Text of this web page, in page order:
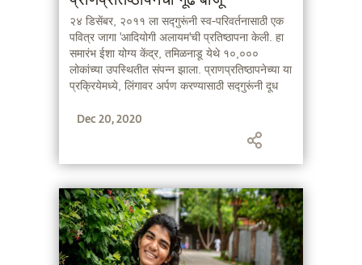
२४ डिसेंबर, २०११ ला सद्गुरूंनी स्व-परिवर्तनासाठी एक
पवित्र जागा 'आदियोगी अलायम'ची प्रतिष्ठापना केली. हा
समारंभ ईशा योग्य केंद्र, तमिळनाडू येथे १०,०००
लोकांच्या उपस्थितीत संपन्न झाला. प्राणप्रतिष्ठापनेच्या या
प्रक्रियेमध्ये, लिंगावर अर्पण करण्यासाठी सद्गुरूंनी दूध
स्वतःवर प्रयोग केला. एक भक्ताने याबद्दल विचारले.
व्हिडिओमध्ये प्राणप्रतिष्ठापनेची चित्रमालिका समाविष्ट
आहे, आणि सद्गुरूंचे उत्तरही, ज्यात प्रतिष्ठापनेची
वैज्ञानिक आणि गूढ बाजू मांडली आहे. याची टिप्पणी इथे
दिली आहे.
Dec 20, 2020